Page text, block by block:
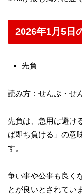
2026年1月5日
先負
読み方：せんぷ・せ
先負は、急用は避け
ば即ち負ける」の意
す。
争い事や公事も良く
とが良いとされてい